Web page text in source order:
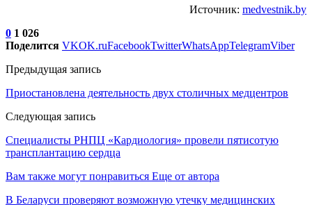
Источник: medvestnik.by
0 1 026
Поделится VKOK.ruFacebookTwitterWhatsAppTelegramViber
Предыдущая запись
Приостановлена деятельность двух столичных медцентров
Следующая запись
Специалисты РНПЦ «Кардиология» провели пятисотую
трансплантацию сердца
Вам также могут понравиться Еще от автора
В Беларуси проверяют возможную утечку медицинских